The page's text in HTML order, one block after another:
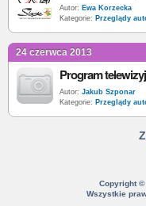
Autor: Ewa Korzecka
Kategorie: Przeglądy
24 czerwca 2013
Autor: Jakub Szponar
Kategorie: Przeglądy
Copyright ©
Wszystkie